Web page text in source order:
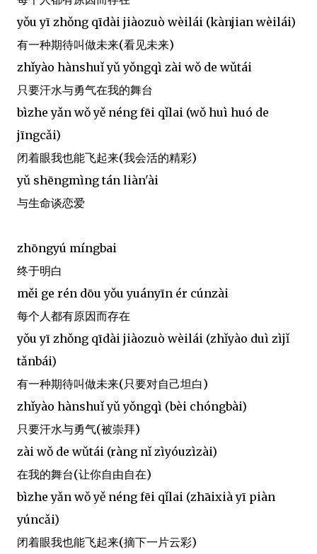
yǒu yī zhǒng qīdài jiàozuò wèilái (kànjian wèilái)
有一种期待叫做未来(看见未来)
zhǐyào hànshuǐ yǔ yǒngqì zài wǒ de wǔtái
只要汗水与勇气在我的舞台
bìzhe yǎn wǒ yě néng fēi qǐlai (wǒ huì huó de
jīngcǎi)
闭着眼我也能飞起来(我会活的精彩)
yǔ shēngmìng tán liàn'ài
与生命谈恋爱
zhōngyú míngbai
终于明白
měi ge rén dōu yǒu yuányīn ér cúnzài
每个人都有原因而存在
yǒu yī zhǒng qīdài jiàozuò wèilái (zhǐyào duì zìjǐ
tǎnbái)
有一种期待叫做未来(只要对自己坦白)
zhǐyào hànshuǐ yǔ yǒngqì (bèi chóngbài)
只要汗水与勇气(被崇拜)
zài wǒ de wǔtái (ràng nǐ zìyóuzìzài)
在我的舞台(让你自由自在)
bìzhe yǎn wǒ yě néng fēi qǐlai (zhāixià yī piàn
yúncǎi)
闭着眼我也能飞起来(摘下一片云彩)